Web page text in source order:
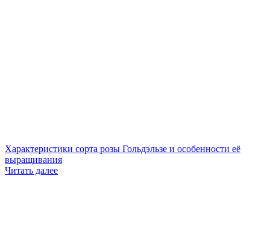
Характеристики сорта розы Гольдэльзе и особенности её
выращивания
Читать далее